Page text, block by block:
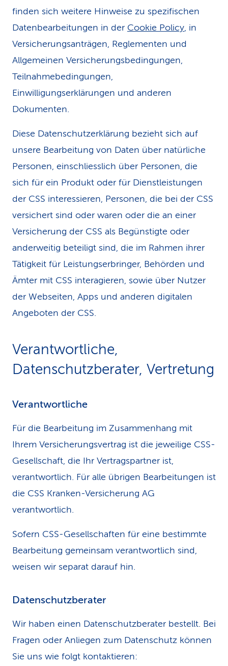
finden sich weitere Hinweise zu spezifischen
Datenbearbeitungen in der Cookie Policy, in
Versicherungsanträgen, Reglementen und
Allgemeinen Versicherungsbedingungen,
Teilnahmebedingungen,
Einwilligungserklärungen und anderen
Dokumenten.
Diese Datenschutzerklärung bezieht sich auf
unsere Bearbeitung von Daten über natürliche
Personen, einschliesslich über Personen, die
sich für ein Produkt oder für Dienstleistungen
der CSS interessieren, Personen, die bei der CSS
versichert sind oder waren oder die an einer
Versicherung der CSS als Begünstigte oder
anderweitig beteiligt sind, die im Rahmen ihrer
Tätigkeit für Leistungserbringer, Behörden und
Ämter mit CSS interagieren, sowie über Nutzer
der Webseiten, Apps und anderen digitalen
Angeboten der CSS.
Verantwortliche,
Datenschutzberater, Vertretung
Verantwortliche
Für die Bearbeitung im Zusammenhang mit
Ihrem Versicherungsvertrag ist die jeweilige CSS-
Gesellschaft, die Ihr Vertragspartner ist,
verantwortlich. Für alle übrigen Bearbeitungen ist
die CSS Kranken-Versicherung AG
verantwortlich.
Sofern CSS-Gesellschaften für eine bestimmte
Bearbeitung gemeinsam verantwortlich sind,
weisen wir separat darauf hin.
Datenschutzberater
Wir haben einen Datenschutzberater bestellt. Bei
Fragen oder Anliegen zum Datenschutz können
Sie uns wie folgt kontaktieren: